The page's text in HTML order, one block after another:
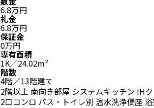
6.8万円
礼金
6.8万円
保証金
0万円
専有面積
1K／24.02m²
階数
4階／13階建て
2階以上 南向き部屋 システムキッチン IH
2口コンロ バス・トイレ別 温水洗浄便座